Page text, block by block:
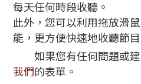
每天任何時段收聽。
此外，您可以利用拖放滑
能，更方便快速地收聽節目
如果您有任何問題或建
我們的表單。